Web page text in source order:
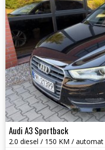
Audi A3 Sportback